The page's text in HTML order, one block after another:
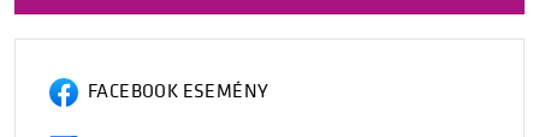
FACEBOOK ESEMÉNY